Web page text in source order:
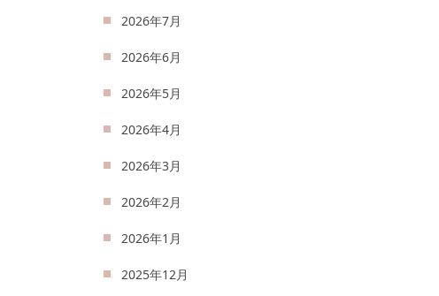
2026年7月
2026年6月
2026年5月
2026年4月
2026年3月
2026年2月
2026年1月
2025年12月